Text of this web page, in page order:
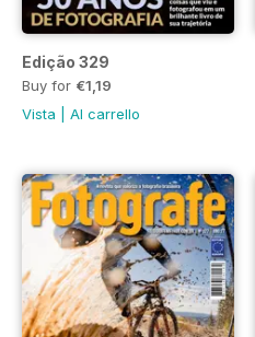
Edição 329
Buy for €1,19
Vista
Al carrello